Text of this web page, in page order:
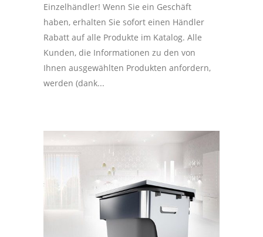
Einzelhändler! Wenn Sie ein Geschäft
haben, erhalten Sie sofort einen Händler
Rabatt auf alle Produkte im Katalog. Alle
Kunden, die Informationen zu den von
Ihnen ausgewählten Produkten anfordern,
werden (dank...